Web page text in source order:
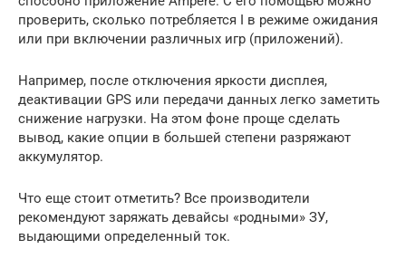
проверить, сколько потребляется I в режиме ожидания
или при включении различных игр (приложений).
Например, после отключения яркости дисплея,
деактивации GPS или передачи данных легко заметить
снижение нагрузки. На этом фоне проще сделать
вывод, какие опции в большей степени разряжают
аккумулятор.
Что еще стоит отметить? Все производители
рекомендуют заряжать девайсы «родными» ЗУ,
выдающими определенный ток.